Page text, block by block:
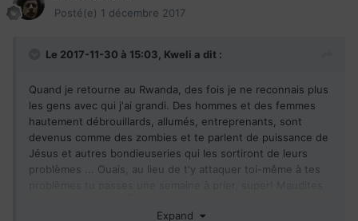
devenus comme des zombies et te parlent de puissance de
problèmes tu passes une semaine à prier, super! Maudites
Posté(e) 1 décembre 2017
Le 2017-11-30 à 15:03, Kweli a dit :
Quand je retourne au Rwanda, des fois je ne reconnais plus
les gens avec qui j'ai grandi. Des hommes et des femmes
hautement débrouillards, allumés, entreprenants, sont
devenus comme des zombies et te parlent de puissance de
Jésus et autres bondieuseries qui les sortiront de leurs
problèmes ... Ouais, au lieu de t'y attaquer toi-même à tes
Expand